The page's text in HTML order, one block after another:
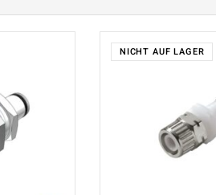
NICHT AUF LAGER